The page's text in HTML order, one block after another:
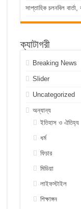
সাপ্তাহিক চলনবিল
ক্যাটাগরী
Breaking News
Slider
Uncategorized
অন্যান্য
ইতিহাস ও ঐতিহ্য
ধর্ম
ফিচার
মিডিয়া
লাইফস্টাইল
শিক্ষাঙ্গন